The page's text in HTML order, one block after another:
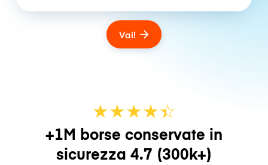
Vai!
★★★★☆
★
+1M borse conservate in
sicurezza 4.7 (300k+)